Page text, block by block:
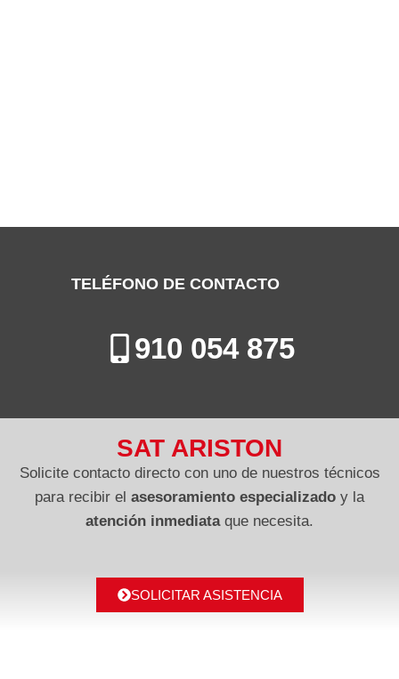
TELÉFONO DE CONTACTO
910 054 875
SAT ARISTON
Solicite contacto directo con uno de nuestros técnicos
para recibir el asesoramiento especializado y la
atención inmediataque necesita.
SOLICITAR ASISTENCIA